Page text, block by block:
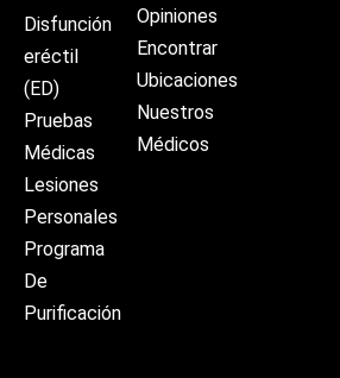
Disfunción
eréctil
(ED)
Pruebas
Médicas
Lesiones
Personales
Programa
De
Purificación
Opiniones
Encontrar
Ubicaciones
Nuestros
Médicos